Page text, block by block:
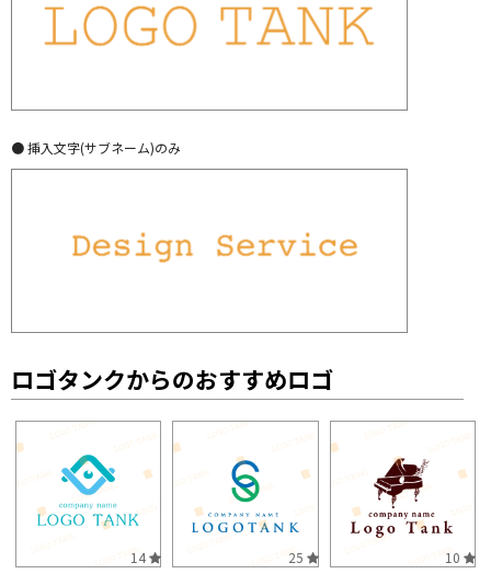
● 挿入文字(サブネーム)のみ
ロゴタンクからのおすすめロゴ
14 25 10